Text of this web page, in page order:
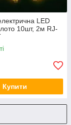
LED
10шт, 2м RJ-
Купити